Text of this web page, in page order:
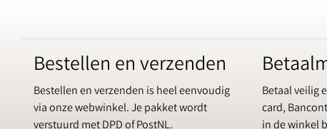
Bestellen en verzenden
Bestellen en verzenden is heel eenvoudig
via onze webwinkel. Je pakket wordt
Betaal veilig
card,